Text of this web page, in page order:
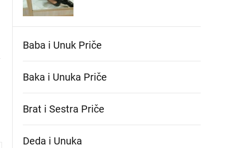
Baba i Unuk Priče
Baka i Unuka Pričе
Brat i Sestra Priče
Deda i Unuka